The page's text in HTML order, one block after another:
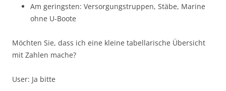
Am geringsten: Versorgungstruppen, Stäbe, Marine
ohne U-Boote
Möchten Sie, dass ich eine kleine tabellarische Übersicht
mit Zahlen mache?
User: Ja bitte